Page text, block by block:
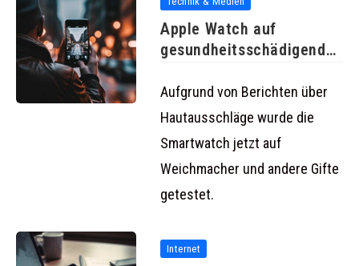
Apple Watch auf
gesundheitsschädigende
Aufgrund von Berichten über
Hautausschläge wurde die
Smartwatch jetzt auf
Weichmacher und andere Gifte
getestet.
Internet